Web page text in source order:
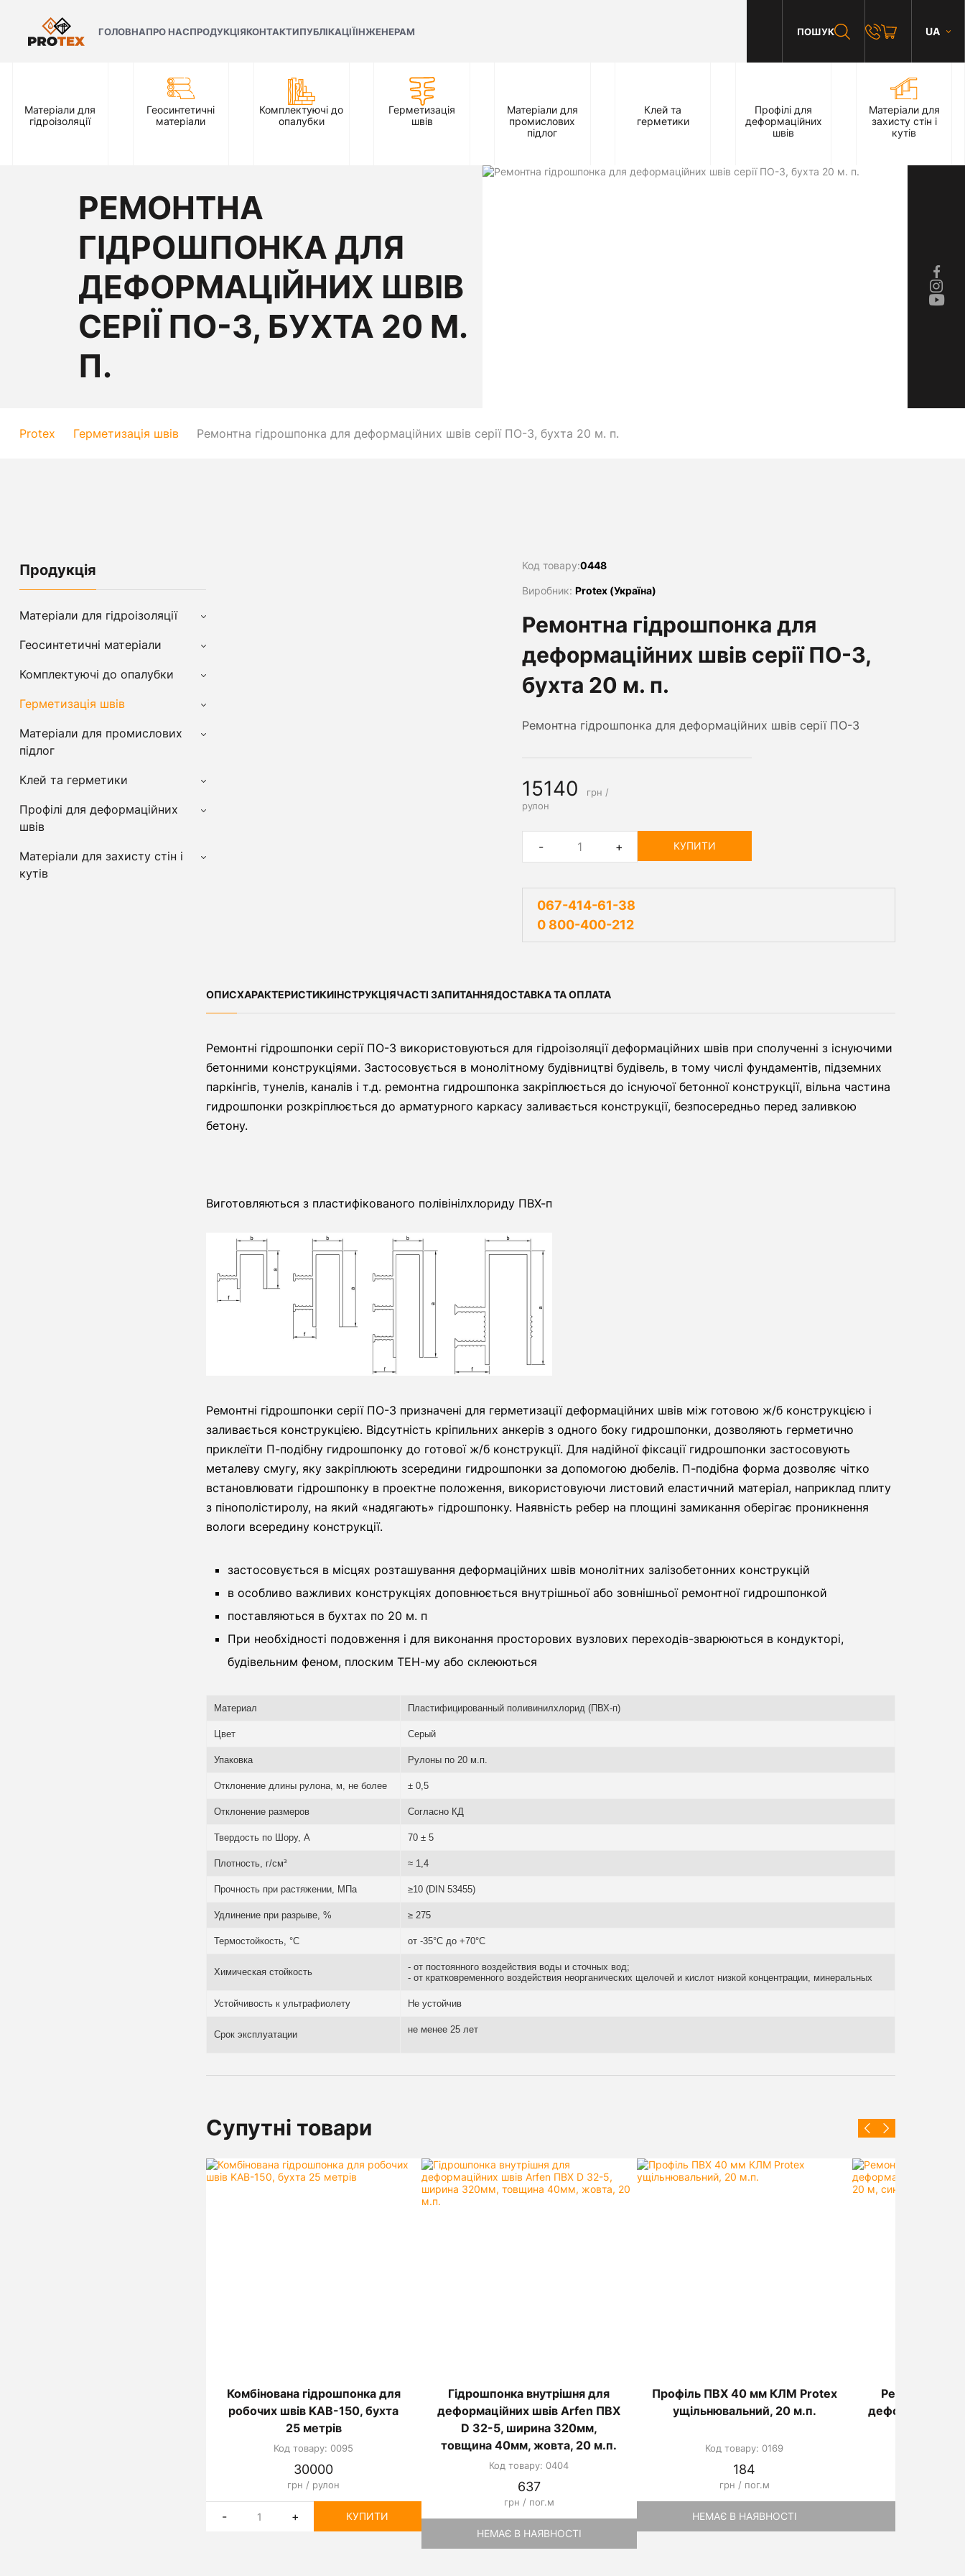
ГОЛОВНАПРО НАСПРОДУКЦІЯКОНТАКТИПУБЛІКАЦІЇІНЖЕНЕРАМ ПОШУК UA
Матеріали для
гідроізоляції
Геосинтетичні
матеріали
Комплектуючі до
опалубки
Герметизація
швів
Матеріали для
промислових
підлог
Клей та
герметики
Профілі для
деформаційних
швів
Матеріали для
захисту стін і
кутів
РЕМОНТНА
ГІДРОШПОНКА ДЛЯ
ДЕФОРМАЦІЙНИХ ШВІВ
СЕРІЇ ПО-3, БУХТА 20 М.
П.
Protex Герметизація швів Ремонтна гідрошпонка для деформаційних швів серії ПО-3, бухта 20 м. п.
Код товару:0448
Виробник: Protex (Україна)
Ремонтна гідрошпонка для
деформаційних швів серії ПО-3,
бухта 20 м. п.
Ремонтна гідрошпонка для деформаційних швів серії ПО-3
15140
грн /
рулон
- + КУПИТИ
067-414-61-38
0 800-400-212
ОПИСХАРАКТЕРИСТИКИІНСТРУКЦІЯЧАСТІ ЗАПИТАННЯДОСТАВКА ТА ОПЛАТА
Ремонтні гідрошпонки серії ПО-3 використовуються для гідроізоляції деформаційних швів при сполученні з існуючими
бетонними конструкціями. Застосовується в монолітному будівництві будівель, в тому числі фундаментів, підземних
паркінгів, тунелів, каналів і т.д. ремонтна гидрошпонка закріплюється до існуючої бетонної конструкції, вільна частина
гидрошпонки розкріплюється до арматурного каркасу заливається конструкції, безпосередньо перед заливкою
бетону.
Виготовляються з пластифікованого полівінілхлориду ПВХ-п
Ремонтні гідрошпонки серії ПО-3 призначені для герметизації деформаційних швів між готовою ж/б конструкцією і
заливається конструкцією. Відсутність кріпильних анкерів з одного боку гидрошпонки, дозволяють герметично
приклеїти П-подібну гидрошпонку до готової ж/б конструкції. Для надійної фіксації гидрошпонки застосовують
металеву смугу, яку закріплюють зсередини гидрошпонки за допомогою дюбелів. П-подібна форма дозволяє чітко
встановлювати гідрошпонку в проектне положення, використовуючи листовий еластичний матеріал, наприклад плиту
з пінополістиролу, на який «надягають» гідрошпонку. Наявність ребер на площині замикання оберігає проникнення
вологи всередину конструкції.
застосовується в місцях розташування деформаційних швів монолітних залізобетонних конструкцій
в особливо важливих конструкціях доповнюється внутрішньої або зовнішньої ремонтної гидрошпонкой
поставляються в бухтах по 20 м. п
При необхідності подовження і для виконання просторових вузлових переходів-зварюються в кондукторі,
будівельним феном, плоским ТЕН-му або склеюються
Материал Пластифицированный поливинилхлорид (ПВХ-п)
Цвет Серый
Упаковка Рулоны по 20 м.п.
Отклонение длины рулона, м, не более ± 0,5
Отклонение размеров Согласно КД
Твердость по Шору, А 70 ± 5
Плотность, г/см³ ≈ 1,4
Прочность при растяжении, МПа ≥10 (DIN 53455)
Удлинение при разрыве, % ≥ 275
Термостойкость, °С от -35°С до +70°С
Химическая стойкость
- от постоянного воздействия воды и сточных вод;
- от кратковременного воздействия неорганических щелочей и кислот низкой концентрации, минеральных
Устойчивость к ультрафиолету Не устойчив
Срок эксплуатации не менее 25 лет
Супутні товари
Комбінована гідрошпонка для
робочих швів KAB-150, бухта
25 метрів
Код товару: 0095
30000
грн / рулон
- + КУПИТИ
Гідрошпонка внутрішня для
деформаційних швів Arfen ПВХ
D 32-5, ширина 320мм,
товщина 40мм, жовта, 20 м.п.
Код товару: 0404
637
грн / пог.м
НЕМАЄ В НАЯВНОСТІ
Профіль ПВХ 40 мм КЛМ Protex
ущільнювальний, 20 м.п.
Код товару: 0169
184
грн / пог.м
НЕМАЄ В НАЯВНОСТІ
Ремонтна
Продукція
Матеріали для гідроізоляції
Геосинтетичні матеріали
Комплектуючі до опалубки
Герметизація швів
Матеріали для промислових
підлог
Клей та герметики
Профілі для деформаційних
швів
Матеріали для захисту стін і
кутів